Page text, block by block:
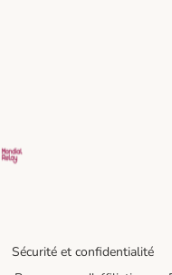
Shipping Method
Shipping Method
Mondial relay Shipping
Sécurité et confidentialité